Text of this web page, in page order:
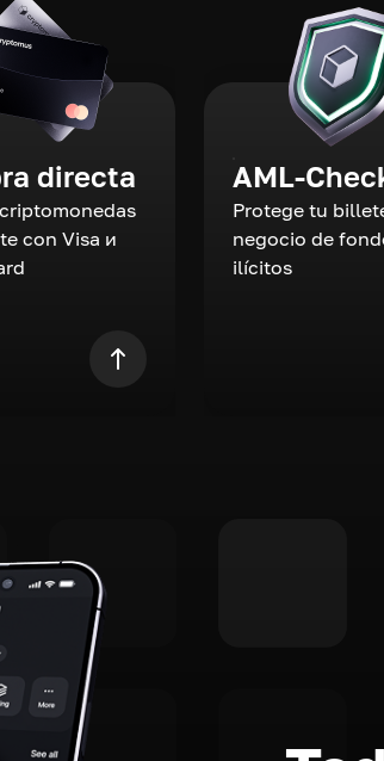
directa
con Visa и
AML-
Protege tu
negocio de
ilícitos